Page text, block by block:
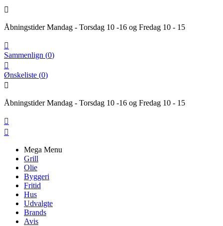

Åbningstider Mandag - Torsdag 10 -16 og Fredag 10 - 15

Sammenlign (0)

Ønskeliste (0)

Åbningstider Mandag - Torsdag 10 -16 og Fredag 10 - 15


Mega Menu
Grill
Olie
Byggeri
Fritid
Hus
Udvalgte
Brands
Avis